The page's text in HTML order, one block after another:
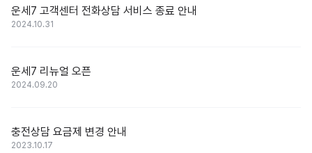
운세7 고객센터 전화상담 서비스 종료 안내
2024.10.31
운세7 리뉴얼 오픈
2024.09.20
충전상담 요금제 변경 안내
2023.10.17